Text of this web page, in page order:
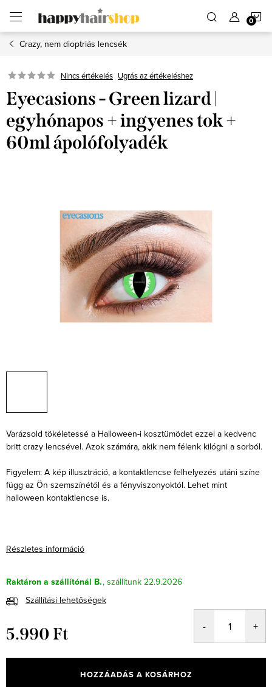
fő
tartalomhozCrazy, nem dioptriás lencsék
Nincs értékelés Ugrás az értékeléshez
Eyecasions - Green lizard |
egyhónapos + ingyenes tok +
60ml ápolófolyadék
Varázsold tökéletessé a Halloween-i kosztümödet ezzel a kedvenc
britt crazy lencsével. Azok számára, akik nem félenk kilógni a sorból.
Figyelem: A kép illusztráció, a kontaktlencse felhelyezés utáni színe
függ az Ön szemszínétől és a fényviszonyoktól. Lehet mint
halloween kontaktlencse is.
Részletes információ
Raktáron a szállítónál B.
22.9.2026
Szállítási lehetőségek
5.990 Ft
HOZZÁADÁS A KOSÁRHOZ